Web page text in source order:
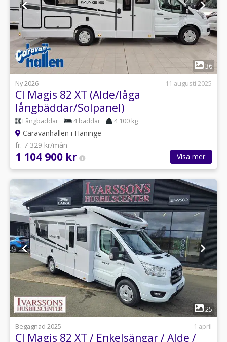
36
Ny 2026
11 augusti 2025
CI Magis 82 XT (Alde/låga
långbäddar/Solpanel)
Långbäddar 4 bäddar 4 100 kg
Caravanhallen i Haninge
fr. 7 329 kr/mån
1 104 900 kr Visa mer
1
25
Begagnad 2025
1 april
CI Magis 82 XT / Enkelsängar / Alde /